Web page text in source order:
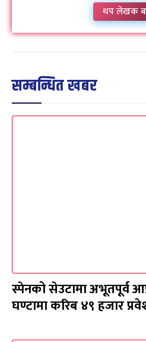
थप लेखक
सम्बन्धित खबर
स्पेनको सेउटामा अभूतपूर्व
घण्टामा करिब ४९ हजार